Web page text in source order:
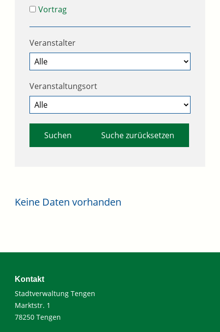
Vortrag
Veranstalter
Veranstaltungsort
Suche zurücksetzen
Keine Daten vorhanden
Kontakt
Stadtverwaltung Tengen
Marktstr. 1
78250 Tengen